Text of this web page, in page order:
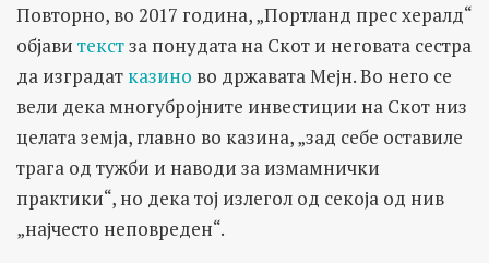
Повторно, во 2017 година, „Портланд прес хералд“
објави текстза понудата на Скот и неговата сестра
да изградат казино во државата Мејн. Во него се
вели дека многубројните инвестиции на Скот низ
целата земја, главно во казина, „зад себе оставиле
трага од тужби и наводи за измамнички
практики“, но дека тој излегол од секоја од нив
„најчесто неповреден“.